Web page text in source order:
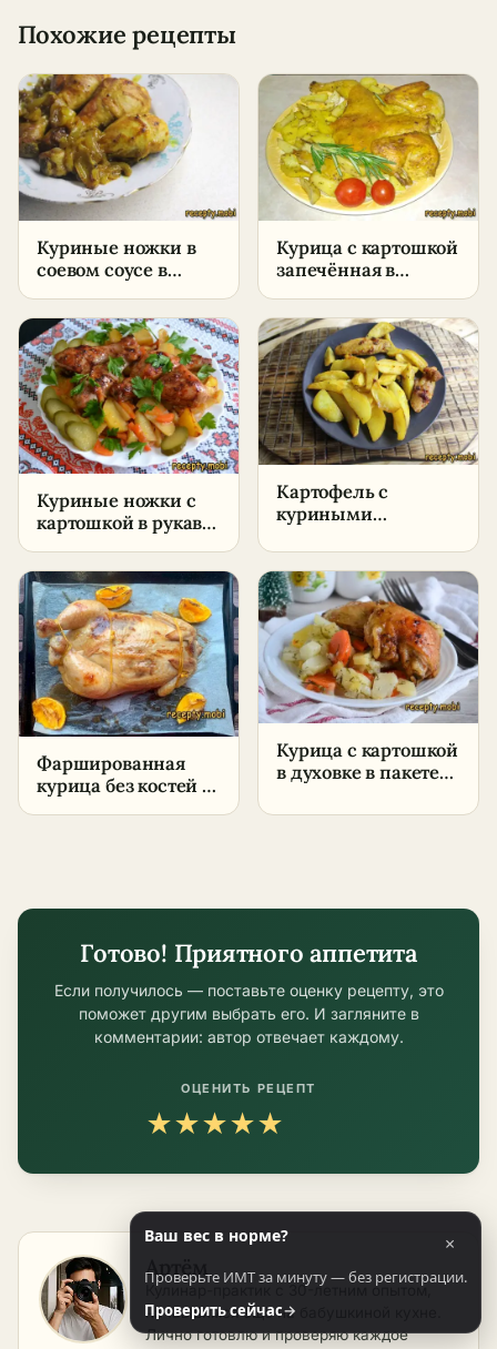
Похожие рецепты
Куриные ножки в
соевом соусе в
пошаговый рецепт
в домашних
условиях
Курица с картошкой
запечённая в
пошаговый рецепт
в домашних
условиях
Куриные ножки с
картошкой в рукаве
рецепт в домашних
условиях
Картофель с
куриными
духовке –
пошаговый рецепт
в домашних
условиях
Фаршированная
курица без костей –
Курица с картошкой
в духовке в пакете
пошаговый рецепт
Готово! Приятного аппетита
Если получилось — поставьте оценку рецепту, это
поможет другим выбрать его. И загляните в
комментарии: автор отвечает каждому.
ОЦЕНИТЬ РЕЦЕПТ
★★★★★
Артём
Кулинар-практик с 30-летним опытом,
начавшимся ещё на бабушкиной кухне.
Лично готовлю и проверяю каждое
Ваш вес в норме? ×
Проверьте ИМТ за минуту — без регистрации.
Проверить сейчас→